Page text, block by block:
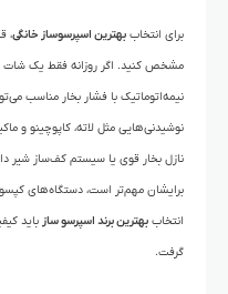
برای انتخاب بهترین اسپرسوساز خانگی،
مشخص کنید. اگر روزانه فقط یک شات
نیمه‌اتوماتیک با فشار بخار مناسب
نوشیدنی‌هایی مثل لاته، کاپوچینو و
نازل بخار قوی یا سیستم کف‌ساز شیر
برایشان مهم‌تر است، دستگاه‌های
انتخاب بهترین برند اسپرسو ساز باید
گرفت.